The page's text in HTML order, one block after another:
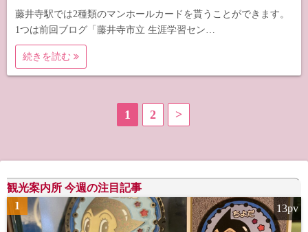
藤井寺駅では2種類のマンホールカードを貰うことができます。
1つは前回ブログ「藤井寺市立 生涯学習セン…
続きを読む
ペ
ー
1 2 >
観光案内所 今週の注目記事
1
13pv